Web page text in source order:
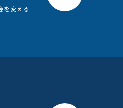
を変える